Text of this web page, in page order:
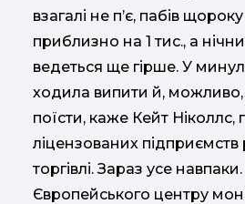
взагалі не п’є, пабів
приблизно на 1 тис., а
ведеться ще гірше. У
ходила випити й, можливо,
поїсти, каже Кейт Ніколлс,
ліцензованих підприємств
торгівлі. Зараз усе
Європейського центру